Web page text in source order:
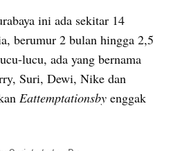
ini ada sekitar 14
, berumur 2 bulan hingga 2,5
lucu, ada yang bernama
Suri, Dewi, Nike dan
Eattemptationsby enggak